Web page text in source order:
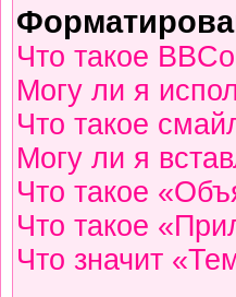
Что такое
Могу ли я
Что такое
Могу ли я
Что такое
Что такое
Что значит